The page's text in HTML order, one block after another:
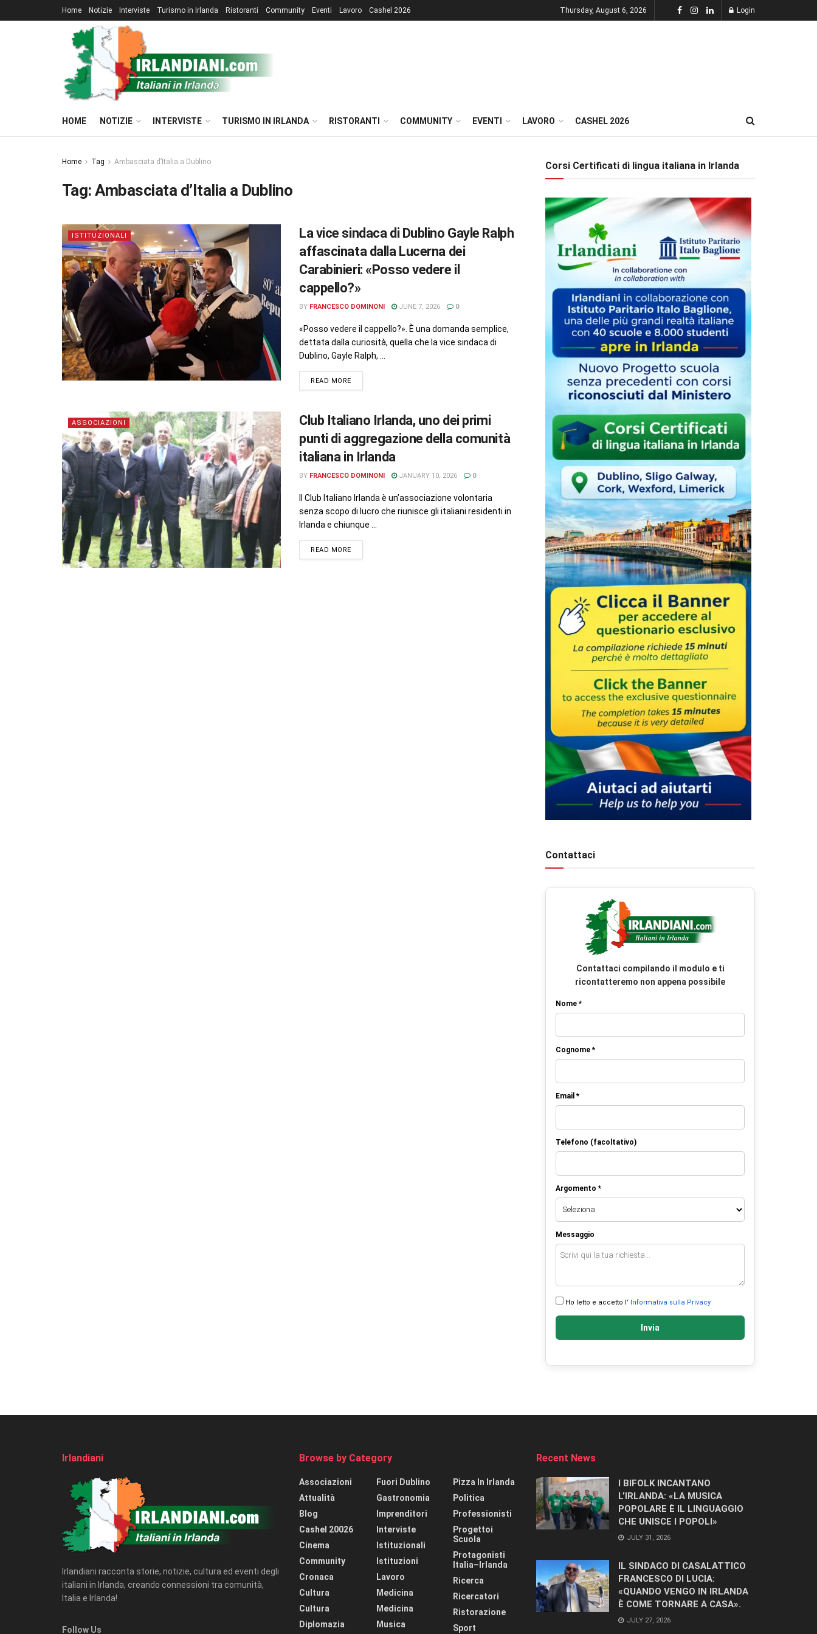
Home Notizie Interviste Turismo in Irlanda Ristoranti Community Eventi Lavoro Cashel 2026 Thursday, August 6, 2026 Login
HOME NOTIZIE INTERVISTE TURISMO IN IRLANDA RISTORANTI COMMUNITY EVENTI LAVORO CASHEL 2026
Home Tag Ambasciata d’Italia a Dublino
Tag:Ambasciata d’Italia a Dublino
ISTITUZIONALI
La vice sindaca di Dublino Gayle Ralph
affascinata dalla Lucerna dei
Carabinieri: «Posso vedere il
cappello?»
BY FRANCESCO DOMINONI JUNE 7, 2026 0
«Posso vedere il cappello?». È una domanda semplice,
dettata dalla curiosità, quella che la vice sindaca di
Dublino, Gayle Ralph, ...
READ MORE
ASSOCIAZIONI
Club Italiano Irlanda, uno dei primi
punti di aggregazione della comunità
italiana in Irlanda
BY FRANCESCO DOMINONI JANUARY 10, 2026 0
Il Club Italiano Irlanda è un’associazione volontaria
senza scopo di lucro che riunisce gli italiani residenti in
Irlanda e chiunque ...
READ MORE
Corsi Certificati di lingua italiana in Irlanda
Contattaci
Contattaci compilando il modulo e ti
ricontatteremo non appena possibile
Nome *
Cognome *
Email *
Telefono (facoltativo)
Argomento *
Messaggio
Ho letto e accetto l’ Informativa sulla Privacy
Invia
Irlandiani
Irlandiani racconta storie, notizie, cultura ed eventi degli
italiani in Irlanda, creando connessioni tra comunità,
Italia e Irlanda!
Follow Us
Browse by Category
Associazioni
Attualità
Blog
Cashel 20026
Cinema
Community
Cronaca
Cultura
Cultura
Diplomazia
Fuori Dublino
Gastronomia
Imprenditori
Interviste
Istituzionali
Istituzioni
Lavoro
Medicina
Medicina
Musica
Pizza In Irlanda
Politica
Professionisti
Progettoi
Scuola
Protagonisti
Italia–Irlanda
Ricerca
Ricercatori
Ristorazione
Sport
Recent News
I BIFOLK INCANTANO
L’IRLANDA: «LA MUSICA
POPOLARE È IL LINGUAGGIO
CHE UNISCE I POPOLI»
JULY 31, 2026
IL SINDACO DI CASALATTICO
FRANCESCO DI LUCIA:
«QUANDO VENGO IN IRLANDA
È COME TORNARE A CASA».
JULY 27, 2026